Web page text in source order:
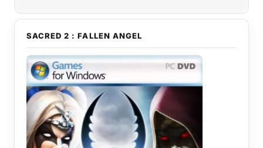
SACRED 2 : FALLEN ANGEL